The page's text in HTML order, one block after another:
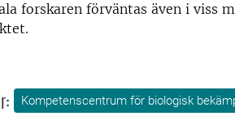
forskaren förväntas även i viss
Kompetenscentrum för biologisk